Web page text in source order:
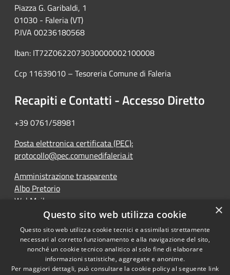
Piazza G. Garibaldi, 1
01030 - Faleria (VT)
P.IVA 00236180568
Iban: IT72Z0622073030000002100008
Ccp 11639010 – Tesoreria Comune di Faleria
Recapiti e Contatti - Accesso Diretto
+39 0761/58981
Posta elettronica certificata (PEC):
protocollo@pec.comunedifaleria.it
Amministrazione trasparente
Albo Pretorio
WebMail
Dichiarazione di accessibilità
Copyright © 2026 • Comune di
×
Questo sito web utilizza cookie
Questo sito web utilizza cookie tecnici e assimilati strettamente
necessari al corretto funzionamento e alla navigazione del sito,
nonché un cookie tecnico analitico al solo fine di elaborare
informazioni statistiche, aggregate e anonime.
Per maggiori dettagli, può consultare la cookie policy al seguente link